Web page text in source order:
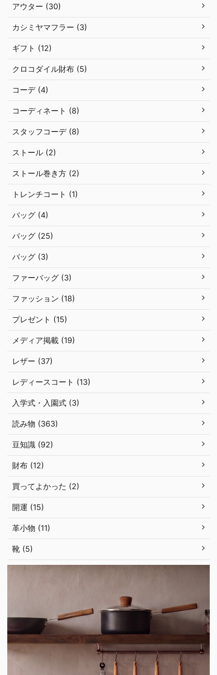
アウター (30)
カシミヤマフラー (3)
ギフト (12)
クロコダイル財布 (5)
コーデ (4)
コーディネート (8)
スタッフコーデ (8)
ストール (2)
ストール巻き方 (2)
トレンチコート (1)
バッグ (4)
バッグ (25)
バッグ (3)
ファーバッグ (3)
ファッション (18)
プレゼント (15)
メディア掲載 (19)
レザー (37)
レディースコート (13)
入学式・入園式 (3)
読み物 (363)
豆知識 (92)
財布 (12)
買ってよかった (2)
開運 (15)
革小物 (11)
靴 (5)